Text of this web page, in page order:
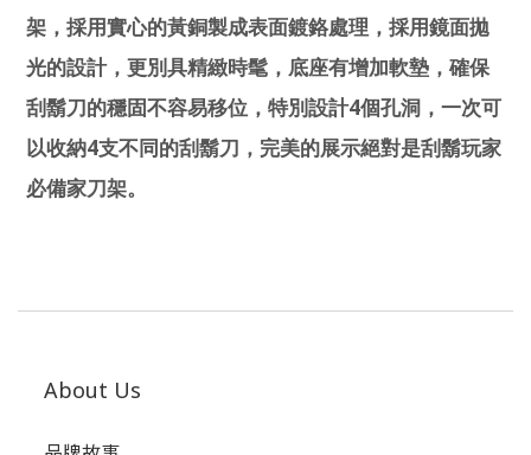
架，採用實心的黃銅製成表面鍍鉻處理，採用鏡面拋
光的設計，更別具精緻時髦，底座有增加軟墊，確保
刮鬍刀的穩固不容易移位，特別設計4個孔洞，一次可
以收納4支不同的刮鬍刀，完美的展示絕對是刮鬍玩家
必備家刀架。
About Us